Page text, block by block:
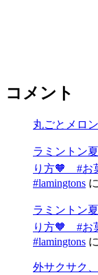
コメント
丸ごとメロ
ラミントン
り方🧡 #お
#lamingtons に
ラミントン
り方🧡 #お
#lamingtons に
外サクサク